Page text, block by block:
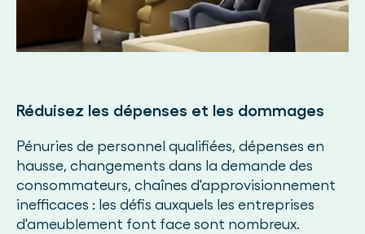
Réduisez les dépenses et les dommages
Pénuries de personnel qualifiées, dépenses en
hausse, changements dans la demande des
consommateurs, chaînes d'approvisionnement
inefficaces : les défis auxquels les entreprises
d'ameublement font face sont nombreux.